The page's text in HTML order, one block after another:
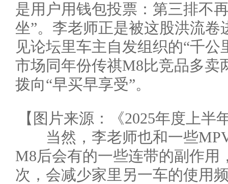
是用户用钱包投票：第三排不
坐”。李老师正是被这股洪流
见论坛里车主自发组织的“千
市场同年份传祺M8比竞品多卖
拨向“早买早享受”。
【图片来源：《2025年度上
当然，李老师也和一些
M8后会有的一些连带的副作用
次，会减少家里另一车的使